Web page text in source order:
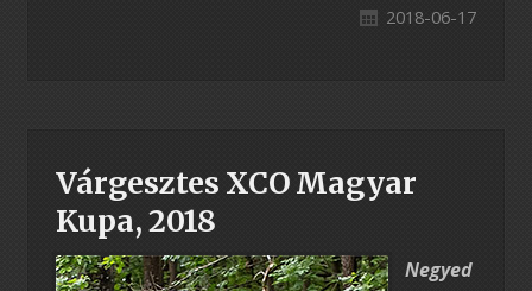
2018-06-17
Várgesztes XCO Magyar
Kupa, 2018
Negyed